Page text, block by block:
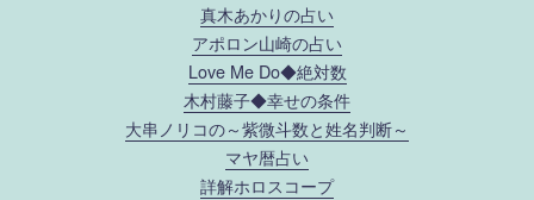
真木あかりの占い
アポロン山崎の占い
Love Me Do◆絶対数
木村藤子◆幸せの条件
大串ノリコの～紫微斗数と姓名判断～
マヤ暦占い
詳解ホロスコープ